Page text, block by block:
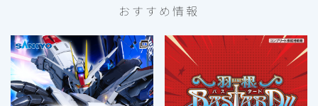
おすすめ情報